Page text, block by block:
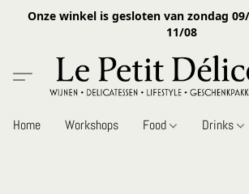
Onze winkel is gesloten van zondag
11/08
Home Workshops Food Drinks